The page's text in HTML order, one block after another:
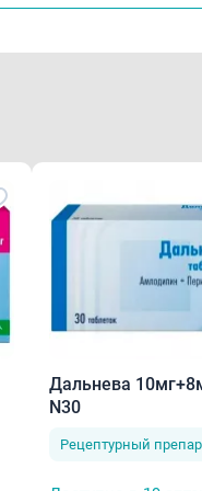
Дальнева
N30
Рецептурный